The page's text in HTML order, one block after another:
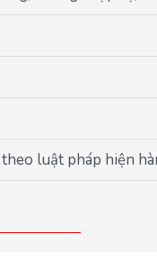
luật pháp hiện